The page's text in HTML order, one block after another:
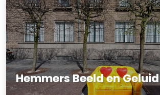
Hemmers Beeld en Geluid